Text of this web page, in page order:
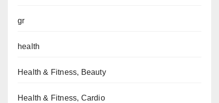
gr
health
Health & Fitness, Beauty
Health & Fitness, Cardio